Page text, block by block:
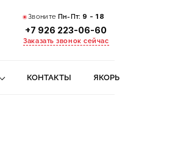
Звоните Пн-Пт: 9 - 18
+7 926 223-06-60
Заказать звонок сейчас
КОНТАКТЫ ЯКОРЬ